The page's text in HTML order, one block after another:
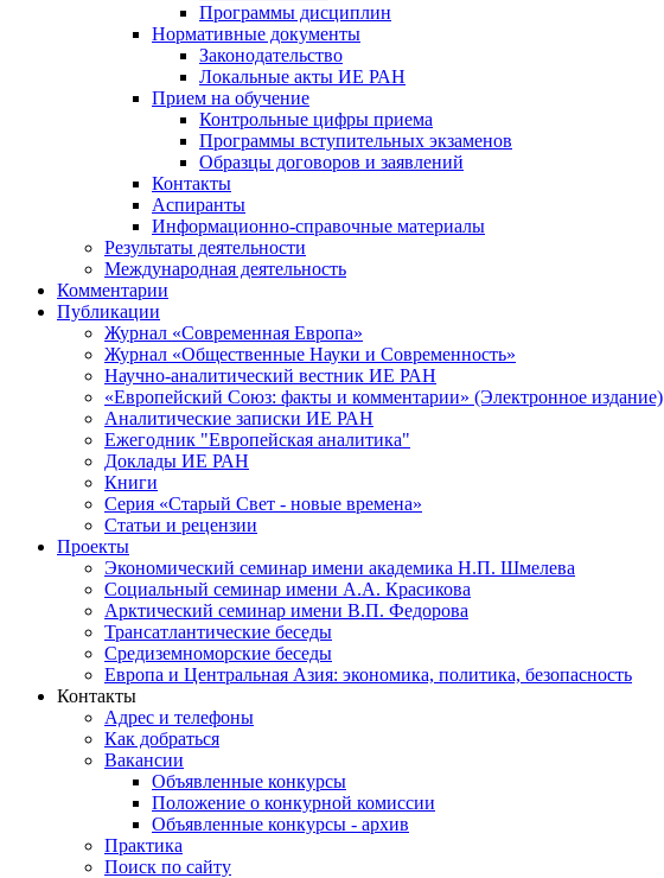
Программы дисциплин
Нормативные документы
Законодательство
Локальные акты ИЕ РАН
Прием на обучение
Контрольные цифры приема
Программы вступительных экзаменов
Образцы договоров и заявлений
Контакты
Аспиранты
Информационно-справочные материалы
Результаты деятельности
Международная деятельность
Комментарии
Публикации
Журнал «Современная Европа»
Журнал «Общественные Науки и Современность»
Научно-аналитический вестник ИЕ РАН
«Европейский Союз: факты и комментарии» (Электронное издание)
Аналитические записки ИЕ РАН
Ежегодник "Европейская аналитика"
Доклады ИЕ РАН
Книги
Серия «Старый Свет - новые времена»
Статьи и рецензии
Проекты
Экономический семинар имени академика Н.П. Шмелева
Социальный семинар имени А.А. Красикова
Арктический семинар имени В.П. Федорова
Трансатлантические беседы
Средиземноморские беседы
Европа и Центральная Азия: экономика, политика, безопасность
Контакты
Адрес и телефоны
Как добраться
Вакансии
Объявленные конкурсы
Положение о конкурной комиссии
Объявленные конкурсы - архив
Практика
Поиск по сайту